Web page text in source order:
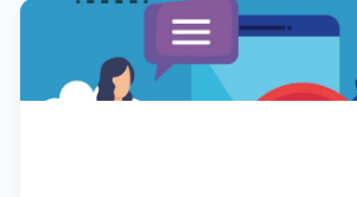
险都将同步放大。 站